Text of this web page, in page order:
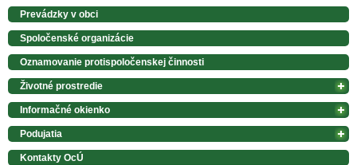
Prevádzky v obci
Spoločenské organizácie
Oznamovanie protispoločenskej činnosti
Životné prostredie
Informačné okienko
Podujatia
Kontakty OcÚ